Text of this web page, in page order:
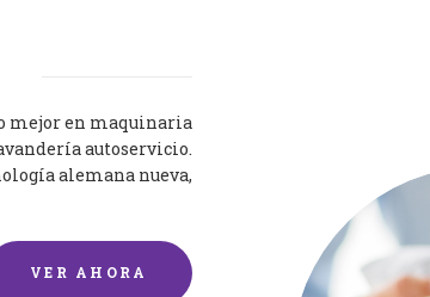
mejor en maquinaria
autoservicio.
alemana nueva,
VER AHORA